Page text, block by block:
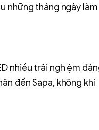
những tháng ngày làm
nhiều trải nghiệm
đến Sapa, không khí